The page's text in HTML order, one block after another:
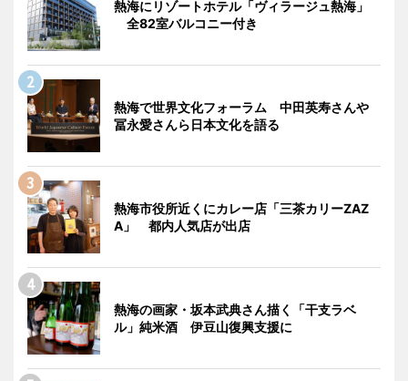
熱海にリゾートホテル「ヴィラージュ熱海」
全82室バルコニー付き
熱海で世界文化フォーラム 中田英寿さんや
冨永愛さんら日本文化を語る
熱海市役所近くにカレー店「三茶カリーZAZ
A」 都内人気店が出店
熱海の画家・坂本武典さん描く「干支ラベ
ル」純米酒 伊豆山復興支援に